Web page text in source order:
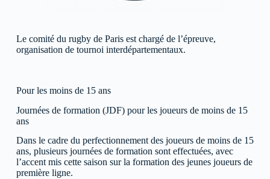
Le comité du rugby de Paris est chargé de l’épreuve,
organisation de tournoi interdépartementaux.
Pour les moins de 15 ans
Journées de formation (JDF) pour les joueurs de moins de 15
ans
Dans le cadre du perfectionnement des joueurs de moins de 15
ans, plusieurs journées de formation sont effectuées, avec
l’accent mis cette saison sur la formation des jeunes joueurs de
première ligne.